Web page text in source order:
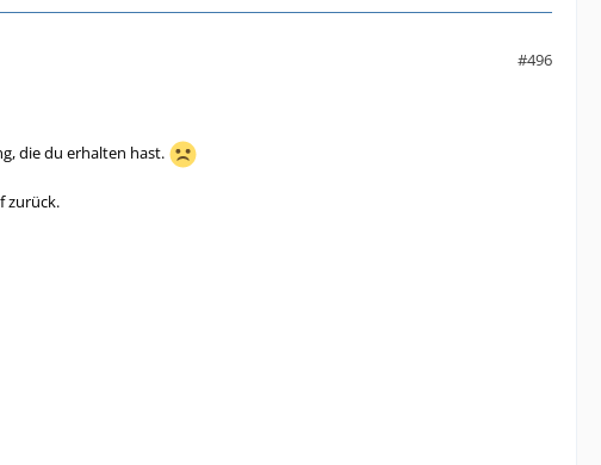
#496
die du erhalten hast.
zurück.